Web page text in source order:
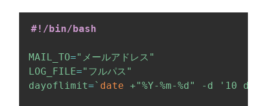
#!/bin/bash
MAIL_TO="メールアドレス"
LOG_FILE="フルパス"
dayoflimit=` date +"%Y-%m-%d" -d '10